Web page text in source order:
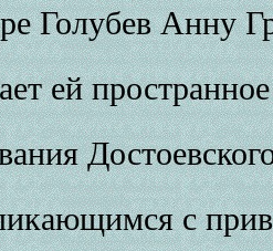
Голубев Анну
ей
с